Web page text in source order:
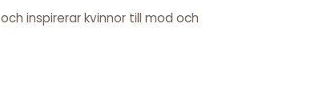
inspirerar kvinnor till mod och